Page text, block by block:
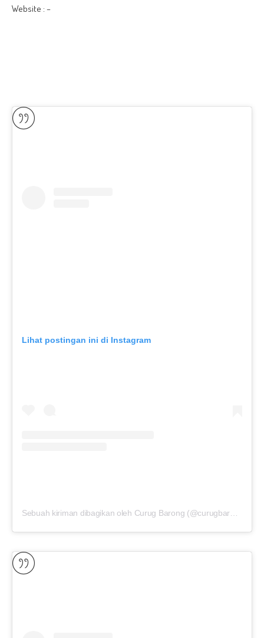
Website : –
Lihat postingan ini di Instagram
Sebuah kiriman dibagikan oleh Curug Barong (@curugbarong_official)